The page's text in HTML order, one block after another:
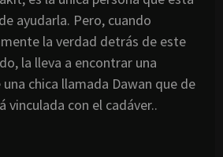
ayudarla. Pero, cuando
la verdad detrás de este
la lleva a encontrar una
chica llamada Dawan que de
vinculada con el cadáver..